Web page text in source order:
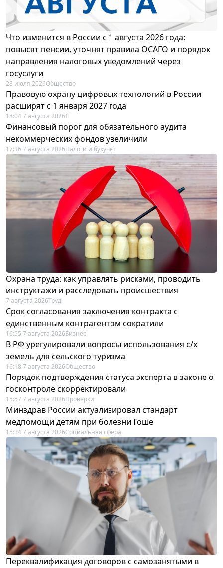
Что изменится в России с 1 августа 2026 года:
повысят пенсии, уточнят правила ОСАГО и порядок
направления налоговых уведомлений через
госуслуги
28 июля 2026Общество
Правовую охрану цифровых технологий в России
расширят с 1 января 2027 года
18:04 7 августа 2026IT
Финансовый порог для обязательного аудита
некоммерческих фондов увеличили
17:36 7 августа 2026Налоги и бухучет
Охрана труда: как управлять рисками, проводить
инструктажи и расследовать происшествия
7 августа 2026Труд
Срок согласования заключения контракта с
единственным контрагентом сократили
16:55 7 августа 2026Бизнес
В РФ урегулировали вопросы использования с/х
земель для сельского туризма
16:18 7 августа 2026Общество
Порядок подтверждения статуса эксперта в законе о
госконтроле скорректировали
15:57 7 августа 2026Проверки
Минздрав России актуализировал стандарт
медпомощи детям при болезни Гоше
15:34 7 августа 2026Социальная сфера
Переквалификация договоров с самозанятыми в